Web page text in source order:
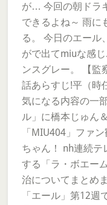
が… 今回の朝ドラ
できるよね～ 雨に
る。 今日のエール
がで出てmiuな感
ンスグレー。 【監
話あらすじ!平（時
気になる内容の一
ル」に橋本じゅん
「MIU404」ファ
ちゃん！ nh連続テ
する「ラ・ボエー
治についてまとめ
「エール」第12